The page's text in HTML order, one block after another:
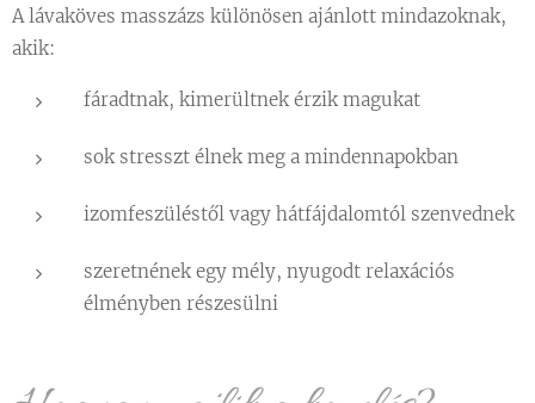
A lávaköves masszázs különösen ajánlott mindazoknak,
akik:
fáradtnak, kimerültnek érzik magukat
sok stresszt élnek meg a mindennapokban
izomfeszüléstől vagy hátfájdalomtól szenvednek
szeretnének egy mély, nyugodt relaxációs
élményben részesülni